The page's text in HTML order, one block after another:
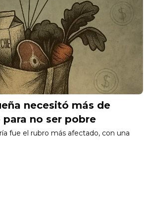
necesitó más de
para no ser pobre
fue el rubro más afectado, con una